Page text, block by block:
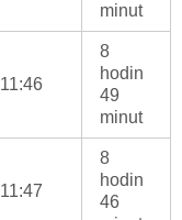
minut
11:46
8
hodin
49
minut
11:47
8
hodin
46